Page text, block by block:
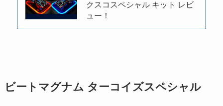
クスコスペシャル キット レビ
ュー！
ビートマグナム ターコイズスペシャル